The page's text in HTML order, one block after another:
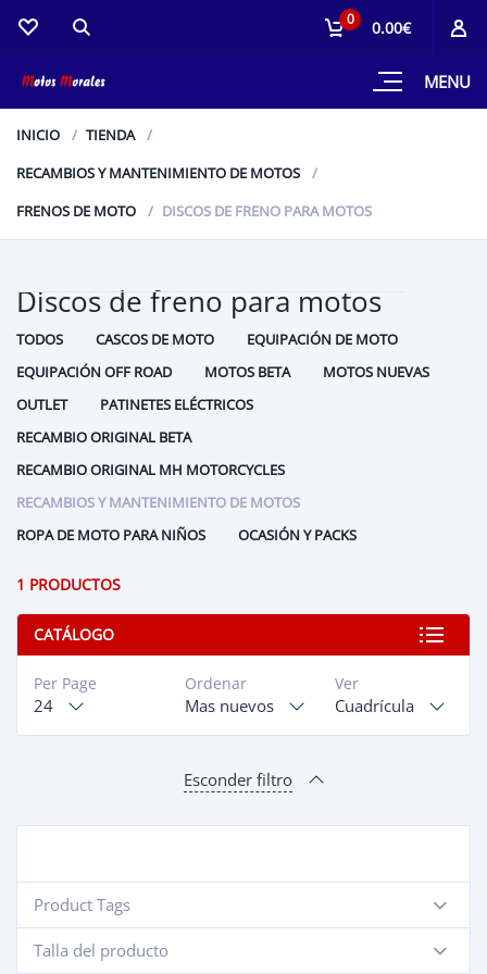
MENU
0 0.00€
INICIO
TIENDA
RECAMBIOS Y MANTENIMIENTO DE MOTOS
FRENOS DE MOTO
DISCOS DE FRENO PARA MOTOS
Discos de freno para motos
TODOS CASCOS DE MOTO
EQUIPACIÓN DE MOTO
EQUIPACIÓN OFF ROAD
MOTOS BETA
MOTOS NUEVAS
OUTLET
PATINETES ELÉCTRICOS
RECAMBIO ORIGINAL BETA
RECAMBIO ORIGINAL MH MOTORCYCLES
RECAMBIOS Y MANTENIMIENTO DE MOTOS
ROPA DE MOTO PARA NIÑOS
OCASIÓN Y PACKS
1 PRODUCTOS
CATÁLOGO
Ver
Cuadrícula
Ordenar
Mas nuevos
Per Page
24
Esconder filtro
Product Tags
-
Talla del producto
-